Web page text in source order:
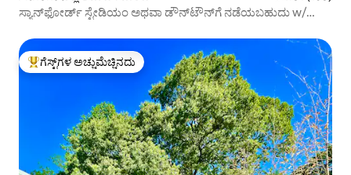
ಸ್ಯಾನ್‌ಫೋರ್ಡ್ ಸ್ಟೇಡಿಯಂ ಅಥವಾ ಡೌನ್‌ಟೌನ್‌ಗೆ ನಡೆಯಬಹುದು w/
ಗೆಸ್ಟ್‌ಗಳಿಗೆ ಅತಿ ಹೆಚ್ಚು ಅಚ್ಚುಮೆಚ್ಚಿನದು
ಗೆಸ್ಟ್‌ಗಳ ಅಚ್ಚುಮೆಚ್ಚಿನದು